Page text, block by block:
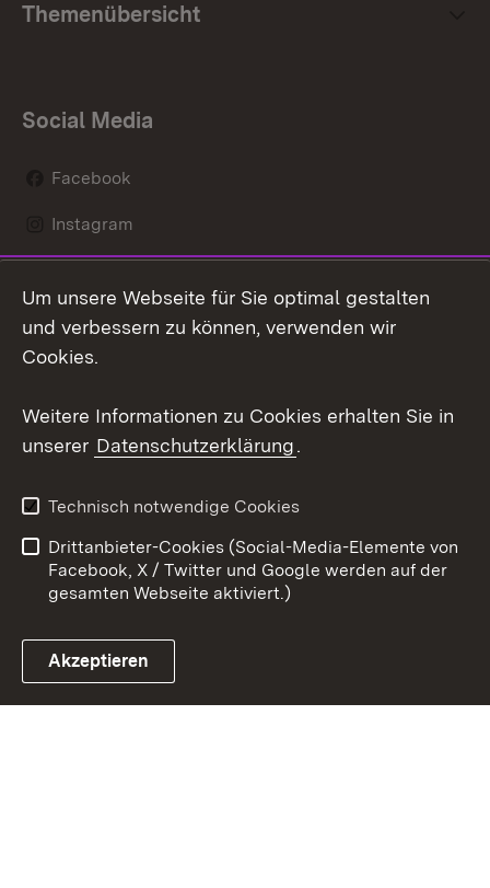
Themenübersicht
Social Media
Facebook
Instagram
Social Wall
Youtube
Link zum Landesportal
Kontakt
Datenschutz
Barrierefreiheit
Impressum Cookies
Um unsere Webseite für Sie optimal gestalten
und verbessern zu können, verwenden wir
Cookies.
Weitere Informationen zu Cookies erhalten Sie in
unserer Datenschutzerklärung.
Technisch notwendige Cookies
Drittanbieter-Cookies (Social-Media-Elemente von
Facebook, X / Twitter und Google werden auf der
gesamten Webseite aktiviert.)
Akzeptieren